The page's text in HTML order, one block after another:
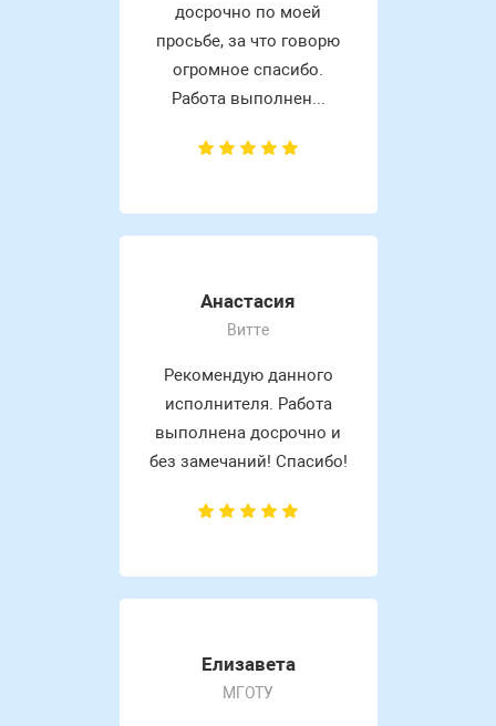
досрочно по моей
просьбе, за что говорю
огромное спасибо.
Работа выполнен...
Анастасия
Витте
Рекомендую данного
исполнителя. Работа
выполнена досрочно и
без замечаний! Спасибо!
Елизавета
МГОТУ